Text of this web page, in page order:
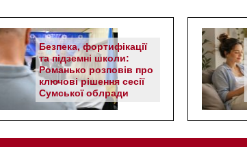
Безпека, фортифікації
та підземні школи:
Романько розповів про
ключові рішення сесії
Сумської облради